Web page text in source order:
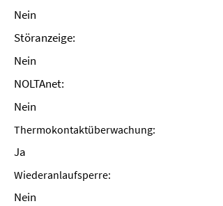
Nein
Störanzeige:
Nein
NOLTAnet:
Nein
Thermokontaktüberwachung:
Ja
Wiederanlaufsperre:
Nein